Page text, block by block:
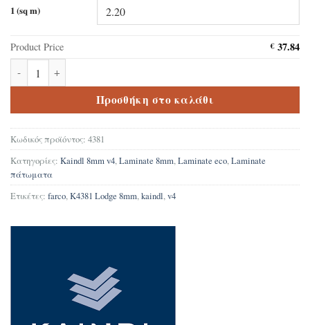
1 (sq m)
Product Price €37.84
Προσθήκη στο καλάθι
Κωδικός προϊόντος: 4381
Κατηγορίες: Kaindl 8mm v4,Laminate 8mm,Laminate eco,Laminate
πάτωματα
Ετικέτες: farco,K4381 Lodge 8mm,kaindl,v4